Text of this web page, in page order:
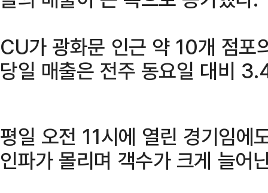
CU가 광화문 인근 약 10개 점포
당일 매출은 전주 동요일 대비
평일 오전 11시에 열린 경기임에
인파가 몰리며 객수가 크게 늘어